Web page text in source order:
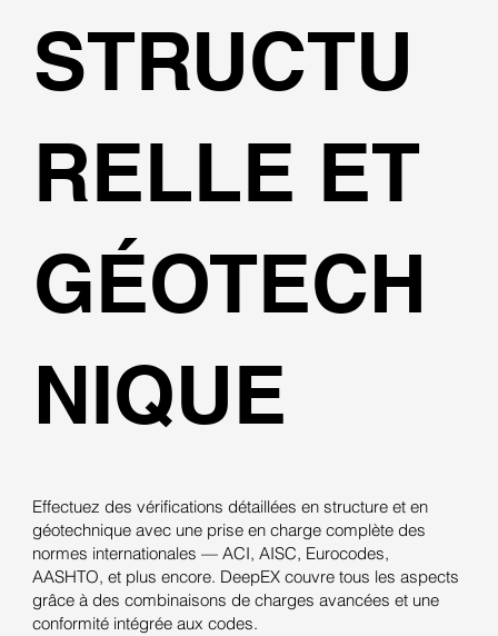
Effectuez des vérifications détaillées en structure et en
géotechnique avec une prise en charge complète des
normes internationales — ACI, AISC, Eurocodes,
AASHTO, et plus encore. DeepEX couvre tous les aspects
grâce à des combinaisons de charges avancées et une
conformité intégrée aux codes.
STRUCTU
RELLE ET
GÉOTECH
NIQUE